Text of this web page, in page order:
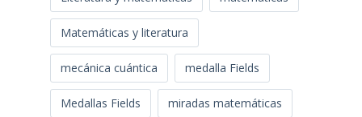
Matemáticas y literatura
mecánica cuántica medalla Fields
Medallas Fields miradas matemáticas